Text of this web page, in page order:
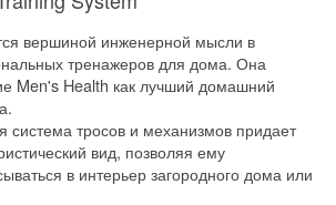
вершиной инженерной мысли в
тренажеров для дома. Она
Men's Health как лучший домашний
система тросов и механизмов придает
вид, позволяя ему
в интерьер загородного дома или